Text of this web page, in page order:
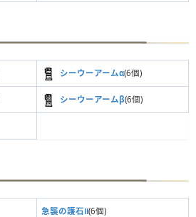
シーウーアームα(6個)
シーウーアームβ(6個)
急襲の護石Ⅱ(6個)